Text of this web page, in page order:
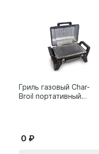
Гриль газовый Char-
Broil портативный
0